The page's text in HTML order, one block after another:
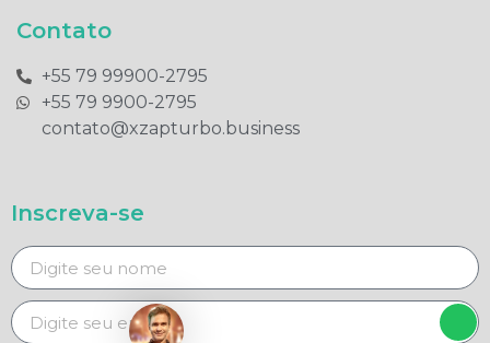
Contato
+55 79 99900-2795​
+55 79 9900-2795​
contato@xzapturbo.business
Inscreva-se